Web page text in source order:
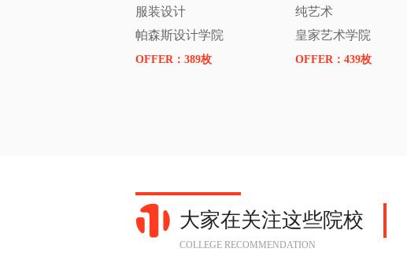
服装设计
帕森斯设计学院
OFFER： 389枚
纯艺术
皇家艺术学院
OFFER： 439枚
大家在关注这些院校
COLLEGE RECOMMENDATION